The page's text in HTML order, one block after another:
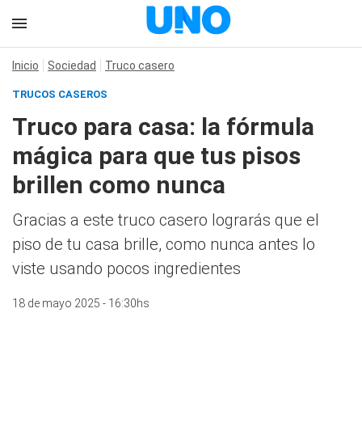
Inicio Sociedad Truco casero
TRUCOS CASEROS
Truco para casa: la fórmula
mágica para que tus pisos
brillen como nunca
Gracias a este truco casero lograrás que el
piso de tu casa brille, como nunca antes lo
viste usando pocos ingredientes
18 de mayo 2025 - 16:30hs